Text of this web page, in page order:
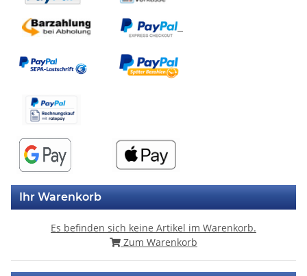
Ihr Warenkorb
Es befinden sich keine Artikel im Warenkorb.
Zum Warenkorb